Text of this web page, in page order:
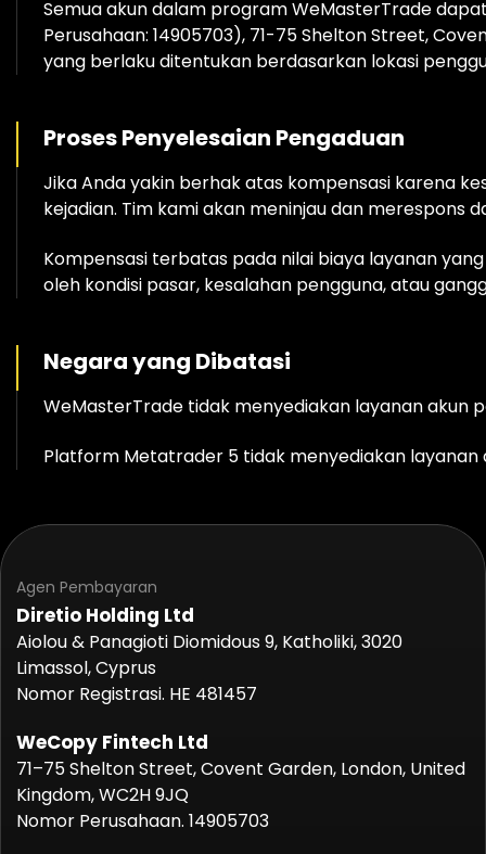
Semua akun dalam program WeMasterTrade
Perusahaan: 14905703), 71-75 Shelton Street,
yang berlaku ditentukan berdasarkan lokasi
Proses Penyelesaian Pengaduan
Jika Anda yakin berhak atas kompensasi karena
kejadian. Tim kami akan meninjau dan merespons
Kompensasi terbatas pada nilai biaya layanan
oleh kondisi pasar, kesalahan pengguna, atau
Negara yang Dibatasi
WeMasterTrade tidak menyediakan layanan akun
Platform Metatrader 5 tidak menyediakan layanan
Agen Pembayaran
Diretio Holding Ltd
Aiolou & Panagioti Diomidous 9, Katholiki, 3020
Limassol, Cyprus
Nomor Registrasi. HE 481457
WeCopy Fintech Ltd
71–75 Shelton Street, Covent Garden, London, United
Kingdom, WC2H 9JQ
Nomor Perusahaan. 14905703